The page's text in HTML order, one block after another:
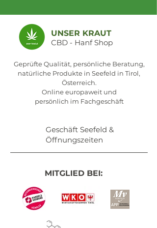
UNSER KRAUT
CBD - Hanf Shop
Geprüfte Qualität, persönliche Beratung,
natürliche Produkte in Seefeld in Tirol,
Österreich.
Online europaweit und
persönlich im Fachgeschäft
Geschäft Seefeld &
Öffnungszeiten
MITGLIED BEI: